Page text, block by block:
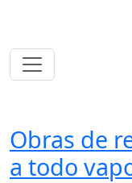
Obras de
a todo